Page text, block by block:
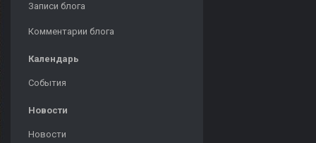
Записи блога
Комментарии блога
Календарь
События
Новости
Новости